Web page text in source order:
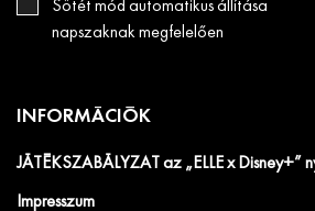
Sötét mód automatikus állítása
napszaknak megfelelően
INFORMÁCIÓK
JÁTÉKSZABÁLYZAT az „ELLE x Disney+”
Impresszum